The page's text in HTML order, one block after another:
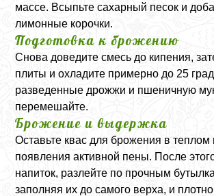
массе. Всыпьте сахарный песок и
лимонные корочки.
Подготовка к брожению
Снова доведите смесь до кипения,
плиты и охладите примерно до 25
разведенные дрожжи и пшеничную
перемешайте.
Брожение и выдержка
Оставьте квас для брожения в теплом
появления активной пены. После
напиток, разлейте по прочным
заполняя их до самого верха, и